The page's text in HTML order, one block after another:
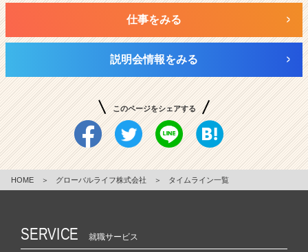
仕事をみる
説明会情報をみる
このページをシェアする
HOME ＞ グローバルライフ株式会社 ＞ タイムライン一覧
SERVICE 就職サービス